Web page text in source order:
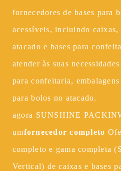
fornecedores de bases para
acessíveis, incluindo caixas,
atacado e bases para
atender às suas
para confeitaria,
para bolos no atacado.
agora SUNSHINE
umfornecedor completo
completo e gama completa
Vertical) de caixas e bases